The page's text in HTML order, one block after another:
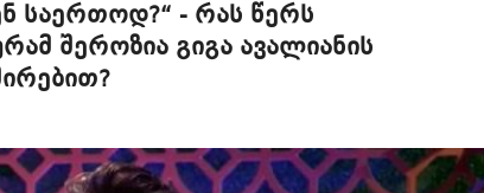
საერთოდ?“ - რას წერს
შეროზია გიგა ავალიანის